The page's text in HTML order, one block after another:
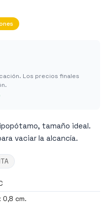
Los precios finales
tamaño ideal.
vaciar la alcancía.
0,8 cm.